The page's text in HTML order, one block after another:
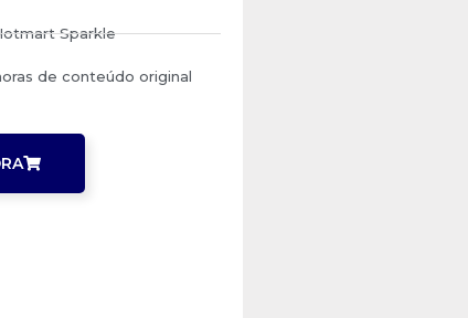
Sparkle
de conteúdo original